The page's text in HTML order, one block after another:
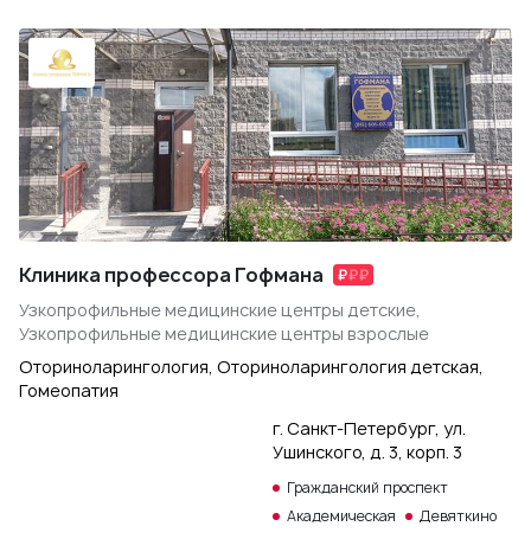
Клиника профессора Гофмана
Узкопрофильные медицинские центры детские,
Узкопрофильные медицинские центры взрослые
Оториноларингология, Оториноларингология детская,
Гомеопатия
г. Санкт-Петербург, ул.
Ушинского, д. 3, корп. 3
Гражданский проспект
Академическая
Девяткино